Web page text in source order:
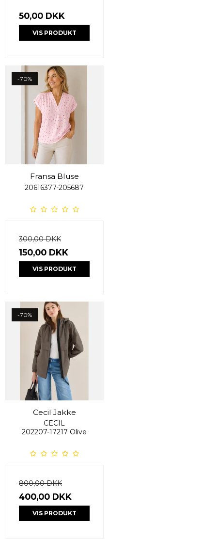
50,00 DKK
VIS PRODUKT
-70%
Fransa Bluse
20616377-205687
300,00 DKK
150,00 DKK
VIS PRODUKT
-70%
Cecil Jakke
CECIL
202207-17217 Olive
800,00 DKK
400,00 DKK
VIS PRODUKT